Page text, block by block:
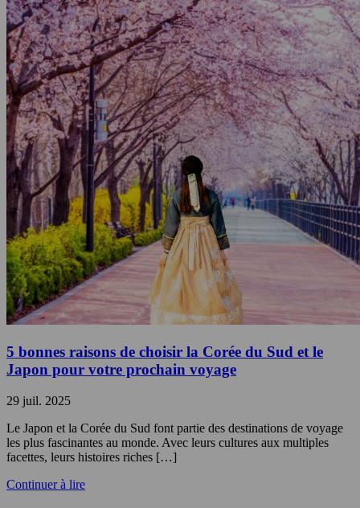
5 bonnes raisons de choisir la Corée du Sud et le
Japon pour votre prochain voyage
29 juil. 2025
Le Japon et la Corée du Sud font partie des destinations de voyage
les plus fascinantes au monde. Avec leurs cultures aux multiples
facettes, leurs histoires riches […]
Continuer à lire